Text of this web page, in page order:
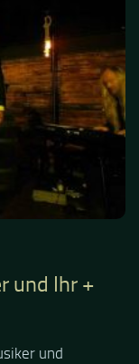
und Ihr +
und